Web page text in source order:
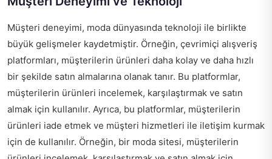
Müşteri deneyimi, moda dünyasında teknoloji ile birlikte
büyük gelişmeler kaydetmiştir. Örneğin, çevrimiçi alışveriş
platformları, müşterilerin ürünleri daha kolay ve daha hızlı
bir şekilde satın almalarına olanak tanır. Bu platformlar,
müşterilerin ürünleri incelemek, karşılaştırmak ve satın
almak için kullanılır. Ayrıca, bu platformlar, müşterilerin
ürünleri iade etmek ve müşteri hizmetleri ile iletişim kurmak
için de kullanılır. Örneğin, bir moda sitesi, müşterilerin